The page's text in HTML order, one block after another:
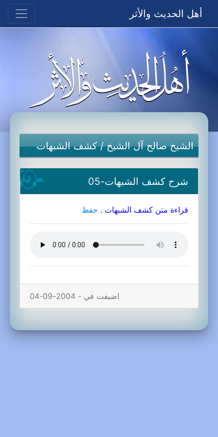
أهل الحديث والأثر
الشيخ صالح آل الشيخ/كشف الشبهات
شرح كشف الشبهات-05
قراءة متن كشف الشبهات . حفظ
اضيفت في - 2004-09-04